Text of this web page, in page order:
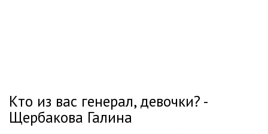
Кто из вас генерал, девочки? -
Щербакова Галина